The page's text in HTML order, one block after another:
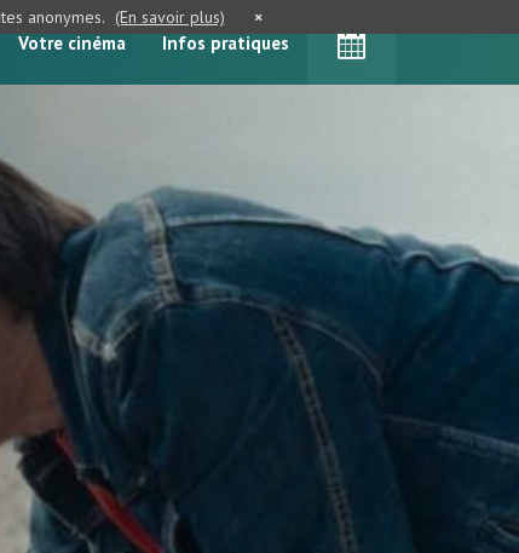
Votre cinéma Infos pratiques
anonymes. (En savoir plus) ×